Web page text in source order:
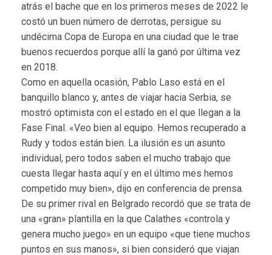
atrás el bache que en los primeros meses de 2022 le
costó un buen número de derrotas, persigue su
undécima Copa de Europa en una ciudad que le trae
buenos recuerdos porque allí la ganó por última vez
en 2018.
Como en aquella ocasión, Pablo Laso está en el
banquillo blanco y, antes de viajar hacia Serbia, se
mostró optimista con el estado en el que llegan a la
Fase Final. «Veo bien al equipo. Hemos recuperado a
Rudy y todos están bien. La ilusión es un asunto
individual, pero todos saben el mucho trabajo que
cuesta llegar hasta aquí y en el último mes hemos
competido muy bien», dijo en conferencia de prensa.
De su primer rival en Belgrado recordó que se trata de
una «gran» plantilla en la que Calathes «controla y
genera mucho juego» en un equipo «que tiene muchos
puntos en sus manos», si bien consideró que viajan